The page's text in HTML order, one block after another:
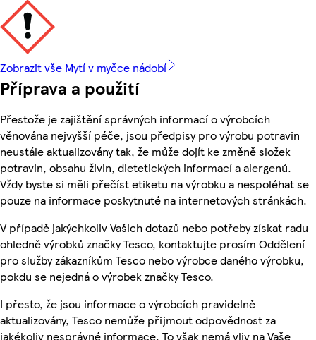
Zobrazit vše Mytí v myčce nádobí
Příprava a použití
Přestože je zajištění správných informací o výrobcích
věnována nejvyšší péče, jsou předpisy pro výrobu potravin
neustále aktualizovány tak, že může dojít ke změně složek
potravin, obsahu živin, dietetických informací a alergenů.
Vždy byste si měli přečíst etiketu na výrobku a nespoléhat se
pouze na informace poskytnuté na internetových stránkách.
V případě jakýchkoliv Vašich dotazů nebo potřeby získat radu
ohledně výrobků značky Tesco, kontaktujte prosím Oddělení
pro služby zákazníkům Tesco nebo výrobce daného výrobku,
pokdu se nejedná o výrobek značky Tesco.
I přesto, že jsou informace o výrobcích pravidelně
aktualizovány, Tesco nemůže přijmout odpovědnost za
jakékoliv nesprávné informace. To však nemá vliv na Vaše